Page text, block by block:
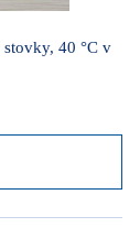
40 °C v